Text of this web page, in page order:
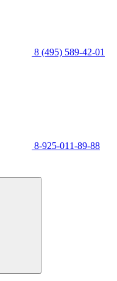
8 (495) 589-42-01
8-925-011-89-88